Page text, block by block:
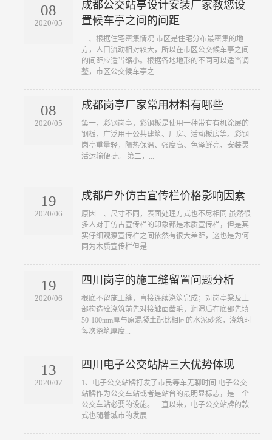
08
2020/05
成都公交站亭设计安装厂家教您设
置候车亭之间的间距
一、根据住宅密集情况 市区是住宅分布最密集的地
方，人口流动相对较大，所以在市区公交候车亭之间
的间距应适当缩小。根据各地地形的不同可以适当调
整，市区公交候车亭之...
08
2020/05
成都岗亭厂家常用材料有哪些
第一，彩钢岗亭，彩钢板是使用一种带有有机涂层的
钢板，广泛用于公共建筑、厂房、活动板房等。彩钢
岗亭重量轻，隔热保温、强度高、色泽鲜亮、安装灵
活运输便捷。 第二，...
19
2020/06
成都户外仿古宣传栏价格影响因素
原因一、尺寸不同，表面处理方式也不尽相同 虽然很
多人对于仿古宣传栏的印象都是木质宣传栏，但是其
实仔细观察宣传栏之间依然有很大差距，这也是为何
同为木质宣传栏但是...
19
2020/06
四川岗亭的施工缝留置问题分析
根底不留施工缝，直接连续浇筑完成；对岗亭梁及上
部构造砼浇筑前先对接触面凿毛，润湿后在底部先填
50-100mm厚与原混凝土配比相同的水泥砂浆，浇筑时
每次浇筑厚度...
13
2020/07
四川电子公交站牌三大优势体现
1、电子公交站牌打发了市民等车无聊时间 电子公交
站牌作为公交车站或者是站台的最明显标志，是一个
公交车站必要的设施。一直以来，电子公交站牌的款
式也随着城市的发展...